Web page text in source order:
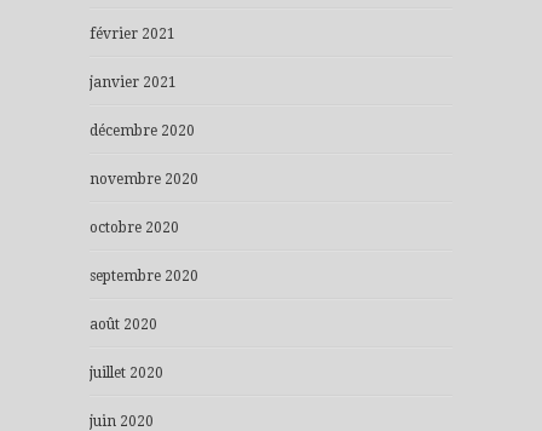
février 2021
janvier 2021
décembre 2020
novembre 2020
octobre 2020
septembre 2020
août 2020
juillet 2020
juin 2020